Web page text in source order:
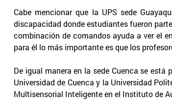
Cabe mencionar que la UPS sede
discapacidad donde estudiantes fueron
combinación de comandos ayuda a ver el
para él lo más importante es que los
De igual manera en la sede Cuenca se
Universidad de Cuenca y la Universidad
Multisensorial Inteligente en el Instituto de